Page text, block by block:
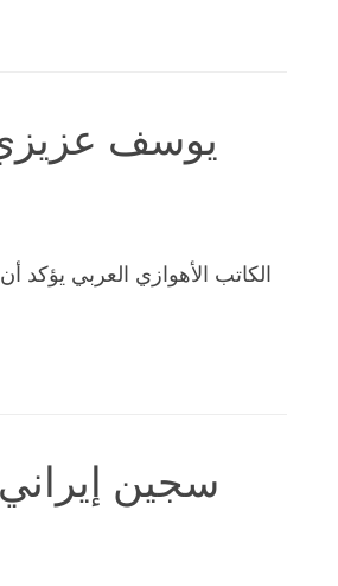
يوسف
الكاتب الأهوازي العربي
سجين